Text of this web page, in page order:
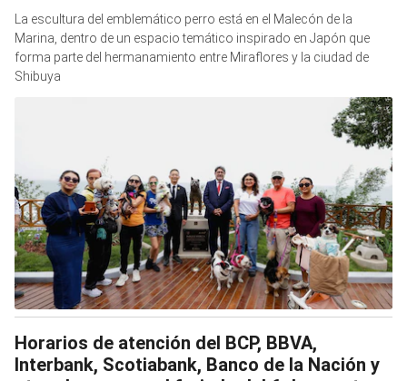
La escultura del emblemático perro está en el Malecón de la
Marina, dentro de un espacio temático inspirado en Japón que
forma parte del hermanamiento entre Miraflores y la ciudad de
Shibuya
Horarios de atención del BCP, BBVA,
Interbank, Scotiabank, Banco de la Nación y